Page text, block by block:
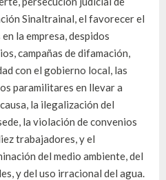
Sinaltrainal, el favorecer el
la empresa, despidos
campañas de difamación,
con el gobierno local, las
paramilitares en llevar a
la ilegalización del
la violación de convenios
trabajadores, y el
del medio ambiente, del
y del uso irracional del agua.